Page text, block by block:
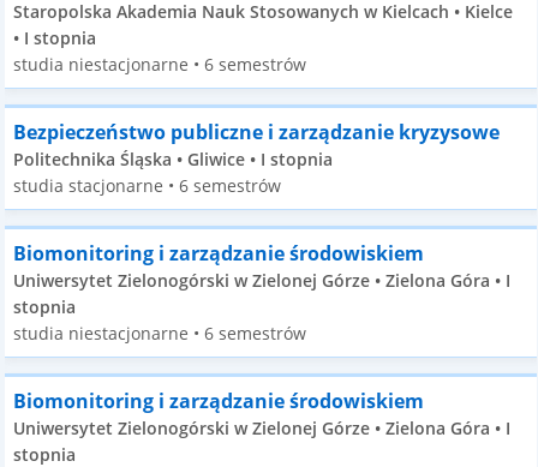
Staropolska Akademia Nauk Stosowanych w Kielcach • Kielce
• I stopnia
studia niestacjonarne • 6 semestrów
Bezpieczeństwo publiczne i zarządzanie kryzysowe
Politechnika Śląska • Gliwice • I stopnia
studia stacjonarne • 6 semestrów
Biomonitoring i zarządzanie środowiskiem
Uniwersytet Zielonogórski w Zielonej Górze • Zielona Góra • I
stopnia
studia niestacjonarne • 6 semestrów
Biomonitoring i zarządzanie środowiskiem
Uniwersytet Zielonogórski w Zielonej Górze • Zielona Góra • I
stopnia